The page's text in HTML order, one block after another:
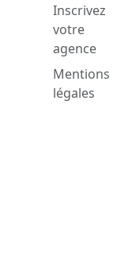
Inscrivez
votre
agence
Mentions
légales